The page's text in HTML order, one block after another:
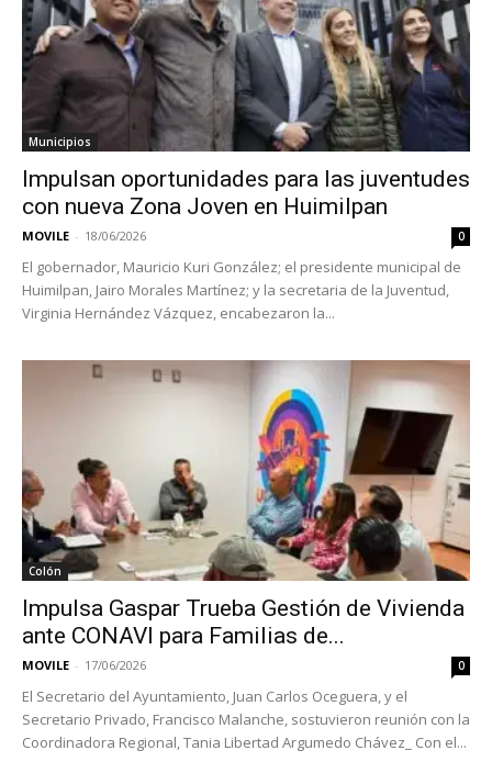
Municipios
Impulsan oportunidades para las juventudes
con nueva Zona Joven en Huimilpan
MOVILE - 18/06/2026 0
El gobernador, Mauricio Kuri González; el presidente municipal de
Huimilpan, Jairo Morales Martínez; y la secretaria de la Juventud,
Virginia Hernández Vázquez, encabezaron la...
Colón
Impulsa Gaspar Trueba Gestión de Vivienda
ante CONAVI para Familias de...
MOVILE - 17/06/2026 0
El Secretario del Ayuntamiento, Juan Carlos Oceguera, y el
Secretario Privado, Francisco Malanche, sostuvieron reunión con la
Coordinadora Regional, Tania Libertad Argumedo Chávez_ Con el...